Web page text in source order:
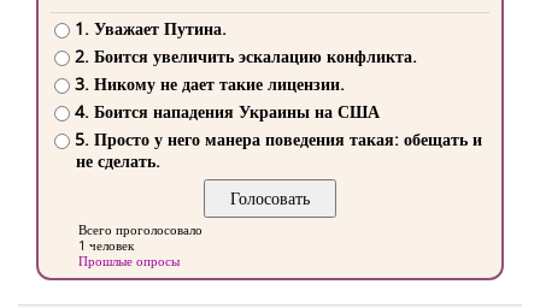
1. Уважает Путина.
2. Боится увеличить эскалацию конфликта.
3. Никому не дает такие лицензии.
4. Боится нападения Украины на США
5. Просто у него манера поведения такая: обещать и
не сделать.
Всего проголосовало
1 человек
Прошлые опросы